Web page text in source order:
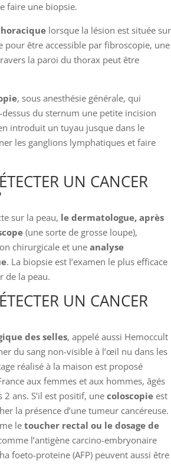
faire une biopsie.
lorsque la lésion est située sur
pour être accessible par fibroscopie, une
la paroi du thorax peut être
, sous anesthésie générale, qui
du sternum une petite incision
introduit un tuyau jusque dans le
les ganglions lymphatiques et faire
UN CANCER
sur la peau, le dermatologue, après
(une sorte de grosse loupe),
chirurgicale et une analyse
. La biopsie est l’examen le plus efficace
de la peau.
UN CANCER
des selles, appelé aussi Hemoccult
du sang non-visible à l’œil nu dans les
réalisé à la maison est proposé
aux femmes et aux hommes, âgés
ans. S’il est positif, une coloscopie est
la présence d’une tumeur cancéreuse.
le toucher rectal ou le dosage de
l’antigène carcino-embryonaire
foeto-proteine (AFP) peuvent aussi être